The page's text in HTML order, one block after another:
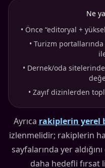
Ne
• Önce “editoryal +
• Turizm portallarında
• Dernek/oda
• Zayıf dizinlerden
Ayrıca rakiplerin yerel
izlenmelidir; rakiplerin
sayfalarında yer
daha hedefli fırsat